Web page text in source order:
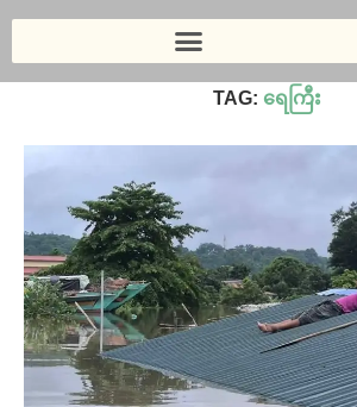
Page 2
TAG: ရေကြီး